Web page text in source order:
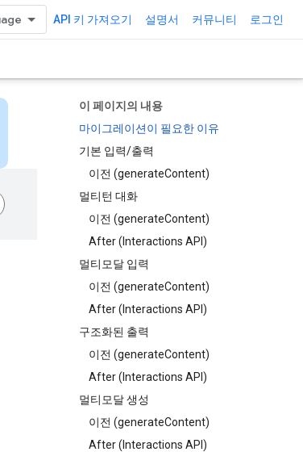
API 키 가져오기 설명서 커뮤니티 로그인
이 페이지의 내용
마이그레이션이 필요한 이유
기본 입력/출력
이전 (generateContent)
멀티턴 대화
이전 (generateContent)
After (Interactions API)
멀티모달 입력
이전 (generateContent)
After (Interactions API)
구조화된 출력
이전 (generateContent)
After (Interactions API)
멀티모달 생성
이전 (generateContent)
After (Interactions API)